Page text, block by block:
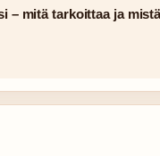
– mitä tarkoittaa ja